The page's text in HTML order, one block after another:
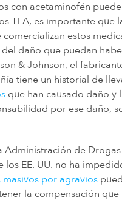
con acetaminofén
TEA, es importante que
estos
daño que puedan
& Johnson, el
tiene un historial de
que han causado daño y
por ese daño,
Administración de
los EE. UU. no ha
masivos por agravios
la compensación que